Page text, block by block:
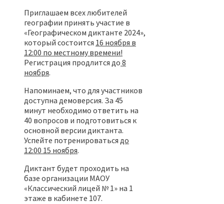
Приглашаем всех любителей
географии принять участие в
«Географическом диктанте 2024»,
который состоится 16 ноября в
12:00 по местному времени!
Регистрация продлится до 8
ноября.
Напоминаем, что для участников
доступна демоверсия. За 45
минут необходимо ответить на
40 вопросов и подготовиться к
основной версии диктанта.
Успейте потренироваться до
12:00 15 ноября.
Диктант будет проходить на
базе организации МАОУ
«Классический лицей № 1» на 1
этаже в кабинете 107.